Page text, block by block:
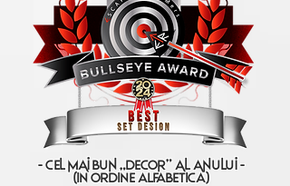
- cel mai bun „decor” al anului -
(IN ORDINE ALFABETICA)